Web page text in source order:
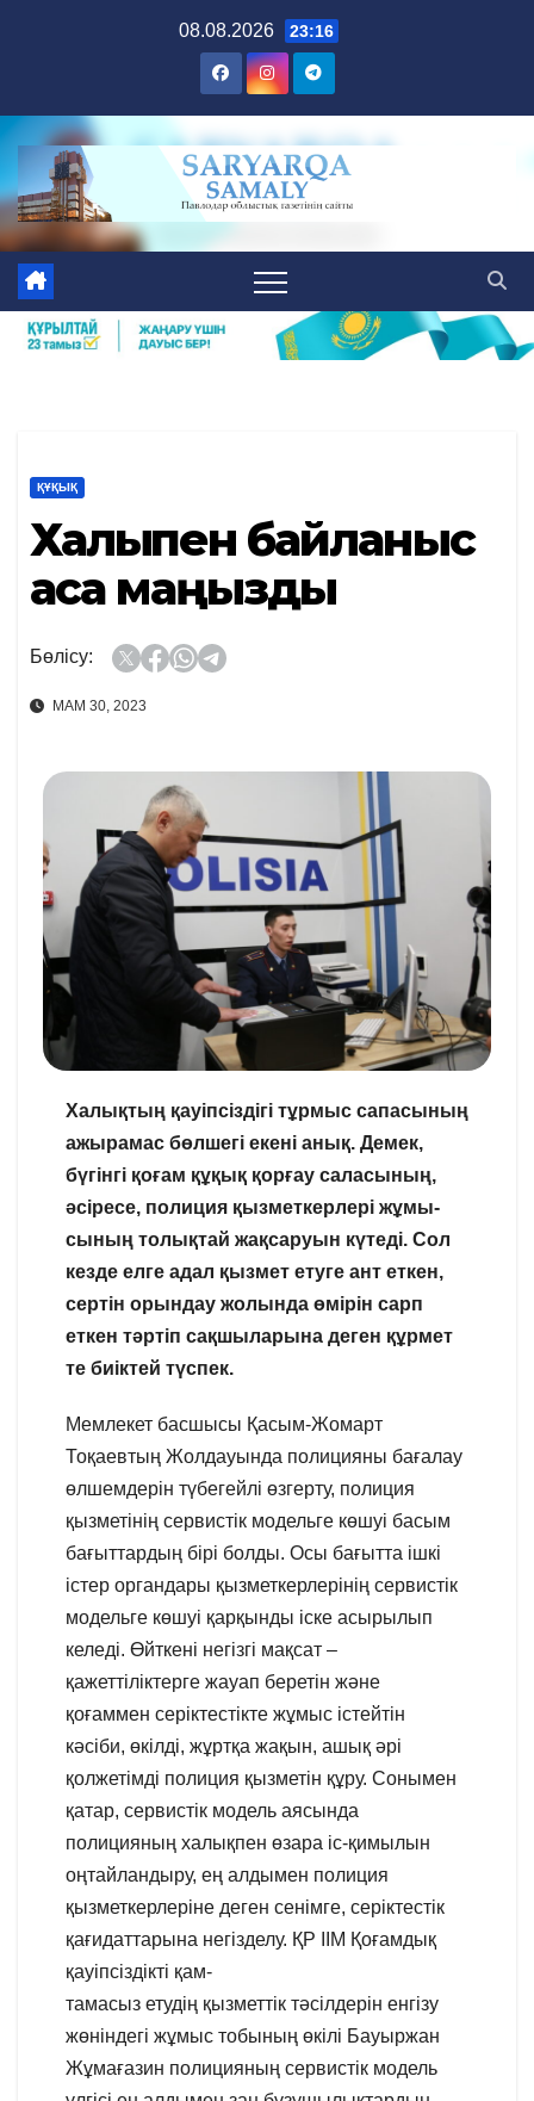
08.08.2026 23:16
ҚҰҚЫҚ
Халықпен байланыс
аса маңызды
Бөлісу:
МАМ 30, 2023
Халықтың қауіпсіздігі тұрмыс сапасының
ажырамас бөлшегі екені анық. Демек,
бүгінгі қоғам құқық қорғау саласының,
әсіресе, полиция қызметкерлері жұмы-
сының толықтай жақсаруын күтеді. Сол
кезде елге адал қызмет етуге ант еткен,
сертін орындау жолында өмірін сарп
еткен тәртіп сақшыларына деген құрмет
те биіктей түспек.
Мемлекет басшысы Қасым-Жомарт
Тоқаевтың Жолдауында полицияны бағалау
өлшемдерін түбегейлі өзгерту, полиция
қызметінің сервистік модельге көшуі басым
бағыттардың бірі болды. Осы бағытта ішкі
істер органдары қызметкерлерінің сервистік
модельге көшуі қарқынды іске асырылып
келеді. Өйткені негізгі мақсат –
қажеттіліктерге жауап беретін және
қоғаммен серіктестікте жұмыс істейтін
кәсіби, өкілді, жұртқа жақын, ашық әрі
қолжетімді полиция қызметін құру. Сонымен
қатар, сервистік модель аясында
полицияның халықпен өзара іс-қимылын
оңтайландыру, ең алдымен полиция
қызметкерлеріне деген сенімге, серіктестік
қағидаттарына негізделу. ҚР ІІМ Қоғамдық
қауіпсіздікті қам-
тамасыз етудің қызметтік тәсілдерін енгізу
жөніндегі жұмыс тобының өкілі Бауыржан
Жұмағазин полицияның сервистік модель